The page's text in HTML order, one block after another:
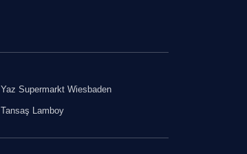
Yaz Supermarkt Wiesbaden
Tansaş Lamboy